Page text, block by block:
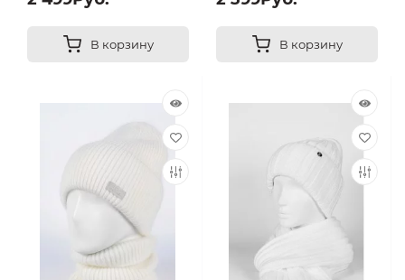
В корзину В корзину